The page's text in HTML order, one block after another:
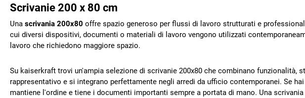
Scrivanie 200 x 80 cm
Una scrivania 200x80 offre spazio generoso per flussi di lavoro strutturati e
cui diversi dispositivi, documenti o materiali di lavoro vengono utilizzati
lavoro che richiedono maggiore spazio.
Su kaiserkraft trovi un'ampia selezione di scrivanie 200x80 che combinano
rappresentativo e si integrano perfettamente negli arredi da ufficio contemporanei. Se
mantiene l'ordine e tiene i documenti importanti sempre a portata di mano. Una